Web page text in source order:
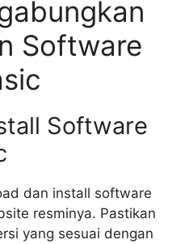
Software
Software
dan install software
resminya. Pastikan
yang sesuai dengan